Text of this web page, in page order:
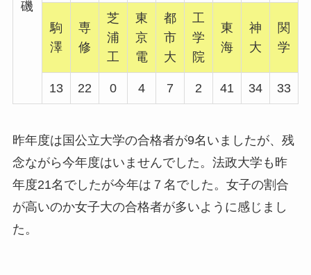
磯
駒
澤
専
修
芝
浦
工
東
京
電
都
市
大
工
学
院
東
海
神
大
関
学
13 22 0 4 7 2 41 34 33
昨年度は国公立大学の合格者が9名いましたが、残
念ながら今年度はいませんでした。法政大学も昨
年度21名でしたが今年は７名でした。女子の割合
が高いのか女子大の合格者が多いように感じまし
た。